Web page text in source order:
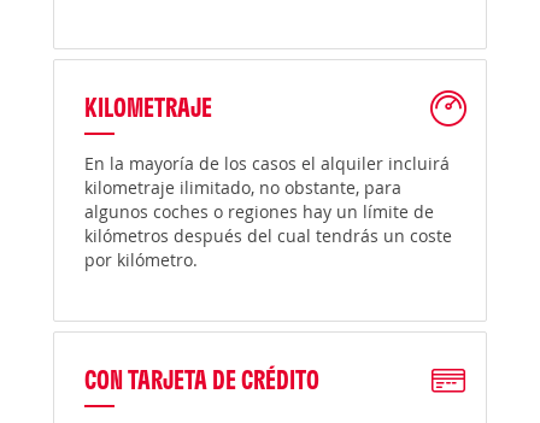
KILOMETRAJE
En la mayoría de los casos el alquiler incluirá
kilometraje ilimitado, no obstante, para
algunos coches o regiones hay un límite de
kilómetros después del cual tendrás un coste
por kilómetro.
CON TARJETA DE CRÉDITO